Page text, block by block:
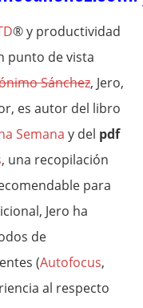
® y productividad
punto de vista
Sánchez, Jero,
es autor del libro
Semana y del pdf
, una recopilación
para
Jero ha
de
(Autofocus,
al respecto